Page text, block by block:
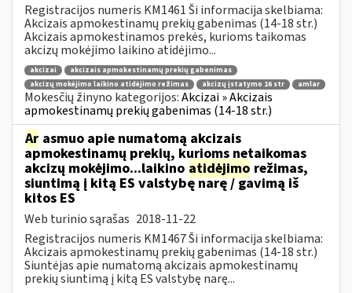
Registracijos numeris KM1461 Ši informacija skelbiama:
Akcizais apmokestinamų prekių gabenimas (14-18 str.)
Akcizais apmokestinamos prekės, kurioms taikomas
akcizų mokėjimo laikino atidėjimo...
akcizai
akcizais apmokestinamų prekių gabenimas
akcizų mokėjimo laikino atidėjimo režimas
akcizų įstatymo 16 str amlar
Mokesčių žinyno kategorijos:Akcizai » Akcizais
apmokestinamų prekių gabenimas (14-18 str.)
Ar asmuo apie numatomą akcizais
apmokestinamų prekių, kurioms netaikomas
akcizų mokėjimo...laikino atidėjimo režimas,
siuntimą į kitą ES valstybę narę / gavimą iš
kitos ES
Web turinio sąrašas 2018-11-22
Registracijos numeris KM1467 Ši informacija skelbiama:
Akcizais apmokestinamų prekių gabenimas (14-18 str.)
Siuntėjas apie numatomą akcizais apmokestinamų
prekių siuntimą į kitą ES valstybę narę...